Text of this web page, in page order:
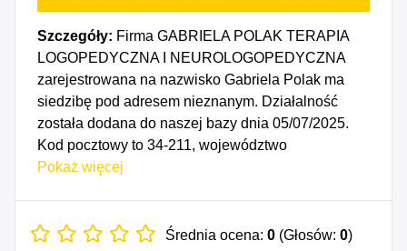
Szczegóły: Firma GABRIELA POLAK TERAPIA
LOGOPEDYCZNA I NEUROLOGOPEDYCZNA
zarejestrowana na nazwisko Gabriela Polak ma
siedzibę pod adresem nieznanym. Działalność
została dodana do naszej bazy dnia 05/07/2025.
Kod pocztowy to 34-211, województwo
MAŁOPOLSKIE, powiat suski. Numer Identyfikacji
POLAK TERAPIA LOGOPEDYCZNA I
Pokaż więcej
Średnia ocena: 0 (Głosów: 0)